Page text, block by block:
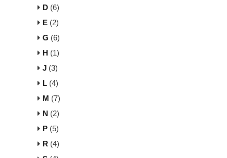
D (6)
E (2)
G (6)
H (1)
J (3)
L (4)
M (7)
N (2)
P (5)
R (4)